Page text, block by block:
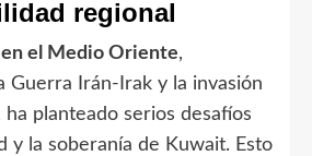
regional
el Medio Oriente,
Guerra Irán-Irak y la invasión
planteado serios desafíos
y la soberanía de Kuwait. Esto